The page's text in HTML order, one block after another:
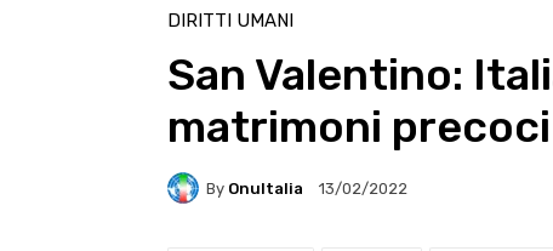
DIRITTI UMANI
San Valentino:
matrimoni
By OnuItalia 13/02/2022